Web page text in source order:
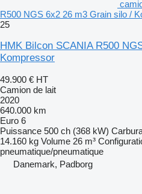
R500 NGS 6x2 26 m3 Grain silo /
25
HMK Bilcon SCANIA R500
Kompressor
49.900 € HT
Camion de lait
2020
640.000 km
Euro 6
Puissance 500 ch (368 kW)
14.160 kg Volume 26 m³
pneumatique/pneumatique
Danemark, Padborg